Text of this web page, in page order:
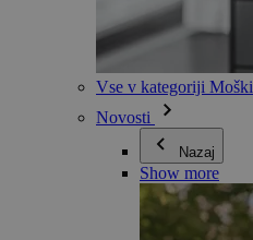
Vse v kategoriji Moški
Novosti
Nazaj
Show more